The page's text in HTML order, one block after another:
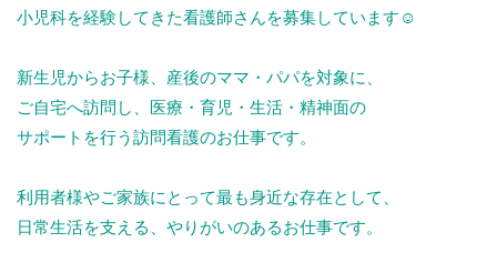
小児科を経験してきた看護師さんを募集しています☺︎
新生児からお子様、産後のママ・パパを対象に、
ご自宅へ訪問し、医療・育児・生活・精神面の
サポートを行う訪問看護のお仕事です。
利用者様やご家族にとって最も身近な存在として、
日常生活を支える、やりがいのあるお仕事です。